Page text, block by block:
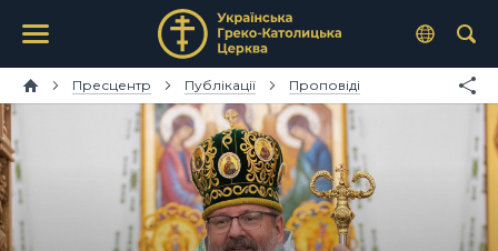
Пресцентр Публікації Проповіді